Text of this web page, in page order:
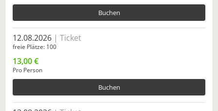
Buchen
12.08.2026 Ticket
freie Plätze 100
13,00 €
Pro Person
Buchen